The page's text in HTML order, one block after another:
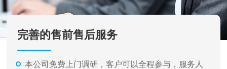
完善的售前售后服务
本公司免费上门调研，客户可以全程参与，服务人